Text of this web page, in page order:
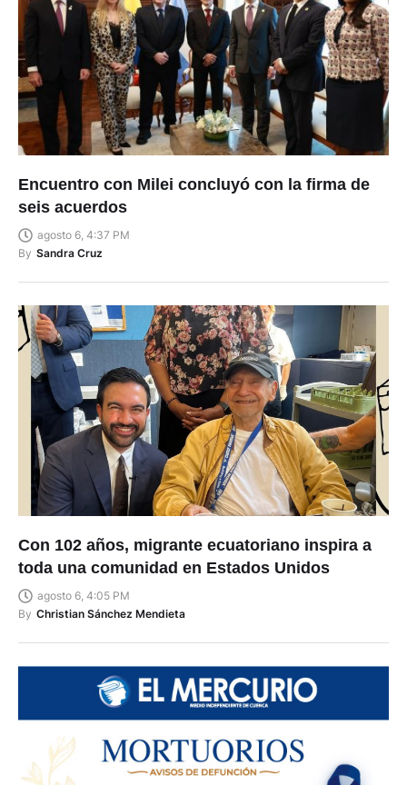
Encuentro con Milei concluyó con la firma de
seis acuerdos
agosto 6, 4:37 PM
By Sandra Cruz
Con 102 años, migrante ecuatoriano inspira a
toda una comunidad en Estados Unidos
agosto 6, 4:05 PM
By Christian Sánchez Mendieta